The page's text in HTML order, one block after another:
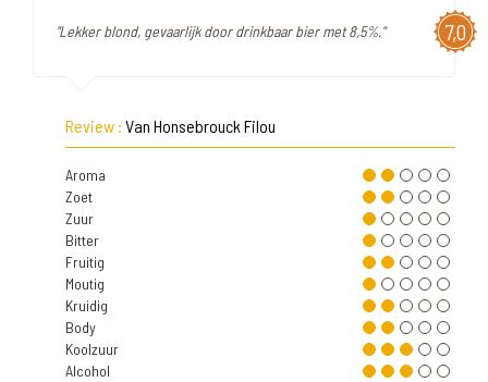
7,0
"Lekker blond, gevaarlijk door drinkbaar bier met 8,5%."
Review : Van Honsebrouck Filou
Aroma
Zoet
Zuur
Bitter
Fruitig
Moutig
Kruidig
Body
Koolzuur
Alcohol